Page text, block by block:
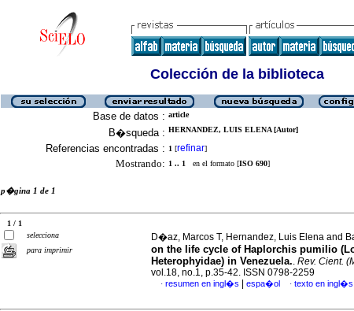
Colección de la biblioteca
Base de datos : article
B�squeda : HERNANDEZ, LUIS ELENA [Autor]
Referencias encontradas : 1 [refinar]
Mostrando: 1 .. 1 en el formato [ISO 690]
p�gina 1 de 1
1 / 1
selecciona
para imprimir
D�az, Marcos T, Hernandez, Luis Elena and
on the life cycle of Haplorchis pumilio
Heterophyidae) in Venezuela.. Rev. Cient.
vol.18, no.1, p.35-42. ISSN 0798-2259
· resumen en ingl�s espa�ol · texto en ingl�s